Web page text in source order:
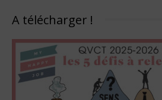
A télécharger !